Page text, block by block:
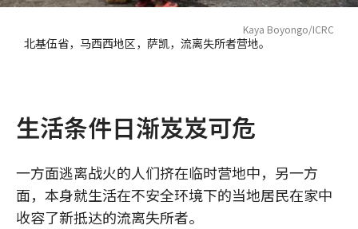
Kaya Boyongo/ICRC
北基伍省，马西西地区，萨凯，流离失所者营地。
生活条件日渐岌岌可危
一方面逃离战火的人们挤在临时营地中，另一方
面，本身就生活在不安全环境下的当地居民在家中
收容了新抵达的流离失所者。